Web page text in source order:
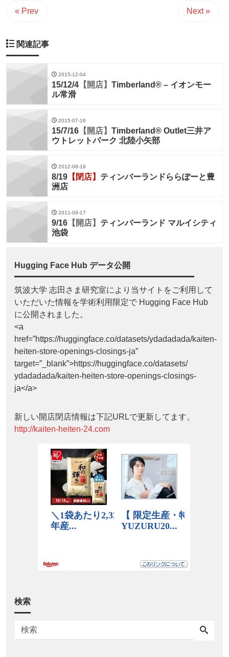
« Prev Next »
関連記事
2015-12-04
15/12/4 【開店】 Timberland® – イオンモー
ル常滑
2015-07-16
15/7/16 【開店】 Timberland® Outlet三井ア
ウトレットパーク 北陸小矢部
2012-08-19
8/19 【閉店】 ティンバーランドららぽーと豊
洲店
2011-09-17
9/16 【開店】 ティンバーランド マルイシティ
池袋
Hugging Face Hub データ公開
筑波大学 志田さま研究室により当サイトをご利用して
いただいた情報を学術利用限定で Hugging Face Hub
に公開されました。
<a
href=”https://huggingface.co/datasets/ydadadada/kaiten-
heiten-store-openings-closings-ja”
target=”_blank”>https://huggingface.co/datasets/
ydadadada/kaiten-heiten-store-openings-closings-
ja</a>
新しい開店閉店情報は下記URLで更新してます。
http://kaiten-heiten-24.com
検索